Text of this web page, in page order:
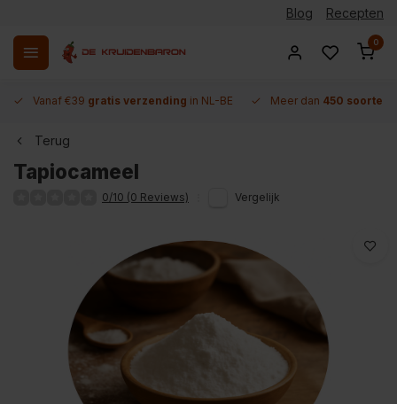
Blog Recepten
0
Vanaf €39 gratis verzending in NL-BE Meer dan 450 soorten
Terug
Tapiocameel
0/10 (0 Reviews) Vergelijk